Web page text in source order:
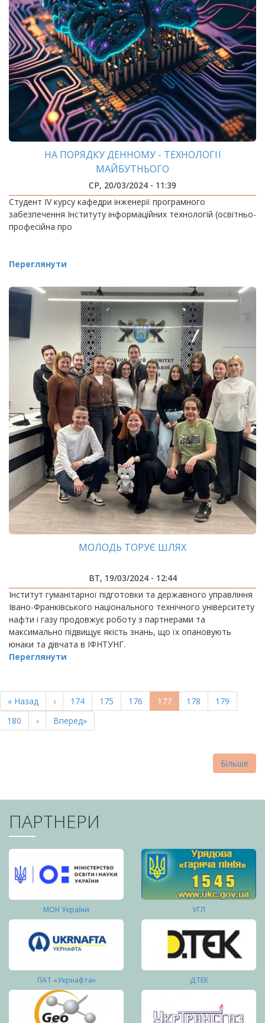
НА ПОРЯДКУ ДЕННОМУ - ТЕХНОЛОГІЇ
МАЙБУТНЬОГО
СР, 20/03/2024 - 11:39
Студент IV курсу кафедри інженерії програмного
забезпечення Інституту інформаційних технологій (освітньо-
професійна про
Переглянути
МОЛОДЬ ТОРУЄ ШЛЯХ
ВТ, 19/03/2024 - 12:44
Інститут гуманітарної підготовки та державного управління
Івано-Франківського національного технічного університету
нафти і газу продовжує роботу з партнерами та
максимально підвищує якість знань, що їх опановують
юнаки та дівчата в ІФНТУНГ.
Переглянути
НА
СТОРІНКИ
Перша
сторінка
« Назад
Попередня
сторінка
‹ Page
174 Page
175 Page
176
Поточна
сторінка
177 Page
178 Page
179
Page
180
Наступна
сторінка
›
Остання
сторінка
Вперед»
Більше
ПАРТНЕРИ
МОН України УГЛ
ПАТ «Укрнафта» ДТЕК